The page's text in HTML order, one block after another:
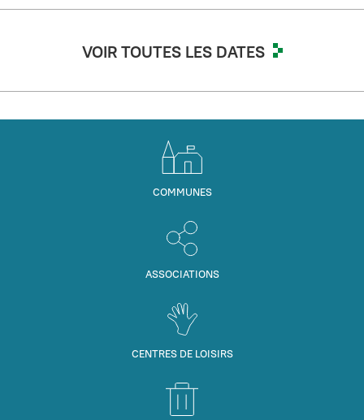
VOIR TOUTES LES DATES
COMMUNES
ASSOCIATIONS
CENTRES DE LOISIRS